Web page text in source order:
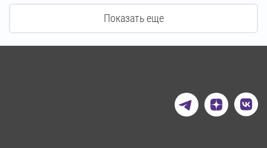
Показать еще